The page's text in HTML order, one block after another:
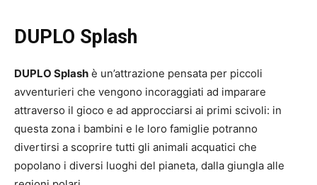
DUPLO Splash
DUPLO Splash è un’attrazione pensata per piccoli
avventurieri che vengono incoraggiati ad imparare
attraverso il gioco e ad approcciarsi ai primi scivoli: in
questa zona i bambini e le loro famiglie potranno
divertirsi a scoprire tutti gli animali acquatici che
popolano i diversi luoghi del pianeta, dalla giungla alle